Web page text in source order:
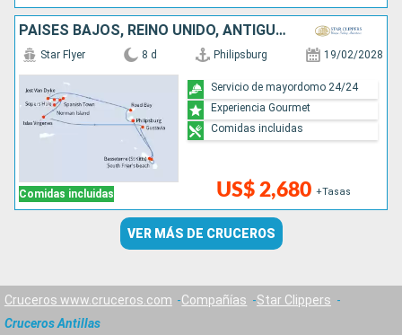
PAISES BAJOS, REINO UNIDO, ANTIGUA Y BARBUDA
Comidas incluidas
Star Flyer 8 d Philipsburg 19/02/2028
US$ 2,680 +Tasas
Servicio de mayordomo 24/24
Experiencia Gourmet
Comidas incluidas
VER MÁS DE CRUCEROS
Cruceros www.cruceros.com Compañías
Star Clippers
Cruceros Antillas